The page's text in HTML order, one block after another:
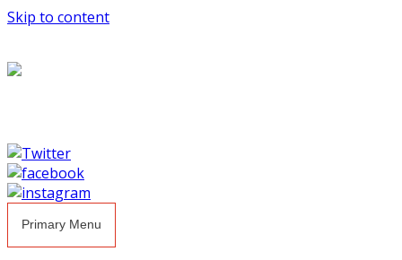
Skip to content
Primary Menu